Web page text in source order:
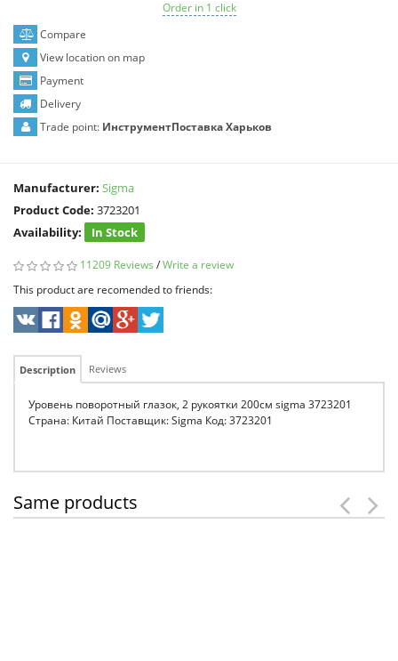
Order in 1 click
Compare
View location on map
Payment
Delivery
Trade point: ИнструментПоставка Харьков
Manufacturer: Sigma
Product Code: 3723201
Availability:
In Stock
11209 Reviews /Write a review
This product are recomended to friends:
Description Reviews
Уровень поворотный глазок, 2 рукоятки 200см sigma 3723201
Страна: Китай Поставщик: Sigma Код: 3723201
Same products